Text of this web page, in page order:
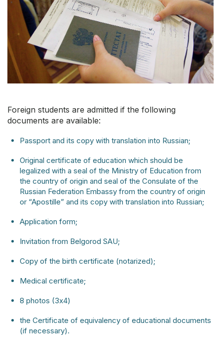
Foreign students are admitted if the following
documents are available:
Passport and its copy with translation into Russian;
Original certificate of education which should be
legalized with a seal of the Ministry of Education from
the country of origin and seal of the Consulate of the
Russian Federation Embassy from the country of origin
or “Apostille” and its copy with translation into Russian;
Application form;
Invitation from Belgorod SAU;
Copy of the birth certificate (notarized);
Medical certificate;
8 photos (3х4)
the Certificate of equivalency of educational documents
(if necessary).